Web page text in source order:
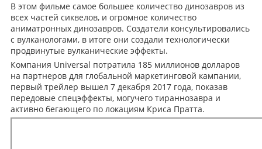
В этом фильме самое большее количество динозавров из
всех частей сиквелов, и огромное количество
аниматронных динозавров. Создатели консультировались
с вулканологами, в итоге они создали технологически
продвинутые вулканические эффекты.
Компания Universal потратила 185 миллионов долларов
на партнеров для глобальной маркетинговой кампании,
первый трейлер вышел 7 декабря 2017 года, показав
передовые спецэффекты, могучего тираннозавра и
активно бегающего по локациям Криса Пратта.